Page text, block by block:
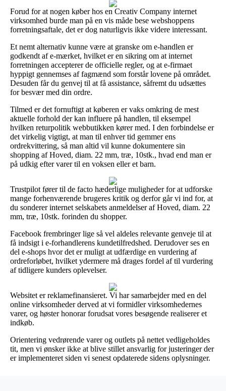
Forud for at nogen køber hos en Creativ Company internet
virksomhed burde man på en vis måde bese webshoppens
forretningsaftale, det er dog naturligvis ikke videre interessant.
Et nemt alternativ kunne være at granske om e-handlen er
godkendt af e-mærket, hvilket er en sikring om at internet
forretningen accepterer de officielle regler, og at e-firmaet
hyppigt gennemses af fagmænd som forstår lovene på området.
Desuden får du genvej til at få assistance, såfremt du udsættes
for besvær med din ordre.
Tilmed er det fornuftigt at køberen er vaks omkring de mest
aktuelle forhold der kan influere på handlen, til eksempel
hvilken returpolitik webbutikken kører med. I den forbindelse er
det virkelig vigtigt, at man til enhver tid gemmer ens
ordrekvittering, så man altid vil kunne dokumentere sin
shopping af Hoved, diam. 22 mm, træ, 10stk., hvad end man er
på udkig efter varer til en voksen eller et barn.
Trustpilot fører til de facto hæderlige muligheder for at udforske
mange forhenværende brugeres kritik og derfor går vi ind for, at
du sonderer internet selskabets anmeldelser af Hoved, diam. 22
mm, træ, 10stk. forinden du shopper.
Facebook frembringer lige så vel aldeles relevante genveje til at
få indsigt i e-forhandlerens kundetilfredshed. Derudover ses en
del e-shops hvor det er muligt at udfærdige en vurdering af
ordreforløbet, hvilket ydermere må drages fordel af til vurdering
af tidligere kunders oplevelser.
Websitet er reklamefinansieret. Vi har samarbejder med en del
online virksomheder derved at vi formidler virksomhedernes
varer, og høster honorar forudsat vores besøgende realiserer et
indkøb.
Orientering vedrørende varer og outlets på nettet vedligeholdes
tit, men vi ønsker ikke at blive stillet ansvarlig for justeringer der
er implementeret siden vi senest opdaterede sidens oplysninger.